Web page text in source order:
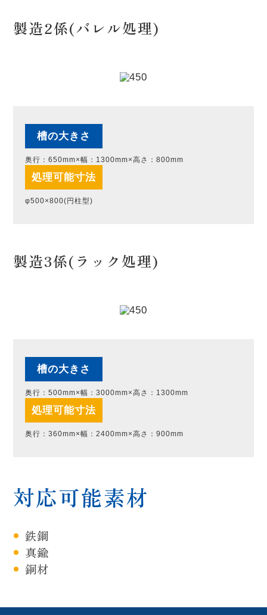
製造2係(バレル処理)
槽の大きさ
奥行：650mm×幅：1300mm×高さ：800mm
処理可能寸法
φ500×800(円柱型)
製造3係(ラック処理)
槽の大きさ
奥行：500mm×幅：3000mm×高さ：1300mm
処理可能寸法
奥行：360mm×幅：2400mm×高さ：900mm
対応可能素材
鉄鋼
真鍮
銅材